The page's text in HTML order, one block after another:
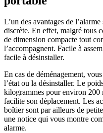
L’un des avantages de
discrète. En effet, malgré tous
de dimension compacte tout
l’accompagnent. Facile à
facile à désinstaller.
En cas de déménagement,
l’état ou la désinstaller. Le
kilogrammes pour environ 200
facilite son déplacement. Les
boîtier sont par ailleurs de
une notice qui vous montre
alarme.